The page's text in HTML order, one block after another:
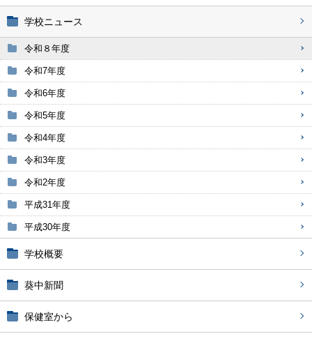
学校ニュース
令和８年度
令和7年度
令和6年度
令和5年度
令和4年度
令和3年度
令和2年度
平成31年度
平成30年度
学校概要
葵中新聞
保健室から